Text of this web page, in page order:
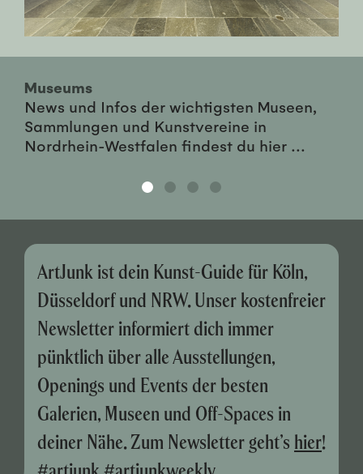
Museums
News und Infos der wichtigsten Museen,
Sammlungen und Kunstvereine in
Nordrhein-Westfalen findest du hier ...
ArtJunk ist dein Kunst-Guide für Köln,
Düsseldorf und NRW. Unser kostenfreier
Newsletter informiert dich immer
pünktlich über alle Ausstellungen,
Openings und Events der besten
Galerien, Museen und Off-Spaces in
deiner Nähe. Zum Newsletter geht’s hier!